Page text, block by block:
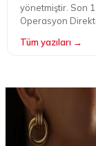
yönetmiştir. Son
Operasyon
Tüm yazıları →